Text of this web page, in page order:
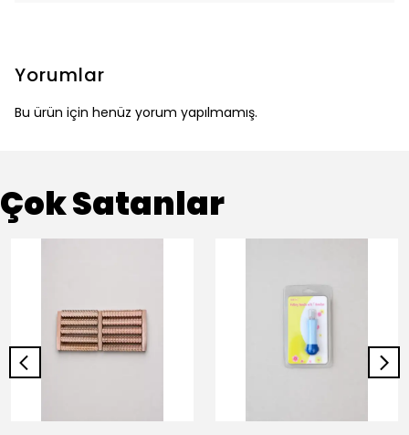
Yorumlar
Bu ürün için henüz yorum yapılmamış.
Çok Satanlar